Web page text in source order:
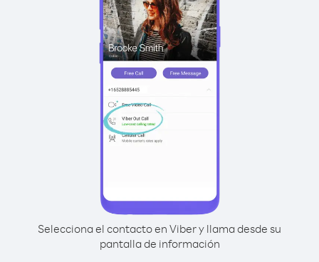
Selecciona el contacto en Viber y llama desde su
pantalla de información